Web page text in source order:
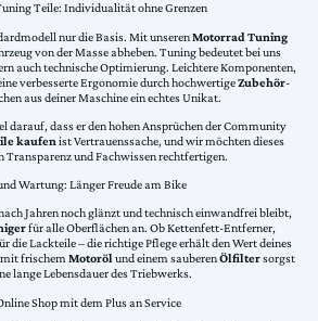
Teile: Individualität ohne Grenzen
nur die Basis. Mit unserenMotorrad Tuning
von der Masse abheben. Tuning bedeutet bei uns
auch technische Optimierung. Leichtere Komponenten,
verbesserte Ergonomie durch hochwertigeZubehör-
aus deiner Maschine ein echtes Unikat.
darauf, dass er den hohen Ansprüchen der Community
kaufen ist Vertrauenssache, und wir möchten dieses
Transparenz und Fachwissen rechtfertigen.
Wartung: Länger Freude am Bike
Jahren noch glänzt und technisch einwandfrei bleibt,
für alle Oberflächen an. Ob Kettenfett-Entferner,
die Lackteile – die richtige Pflege erhält den Wert deines
frischemMotorölund einem sauberenÖlfiltersorgst
lange Lebensdauer des Triebwerks.
Shop mit dem Plus an Service